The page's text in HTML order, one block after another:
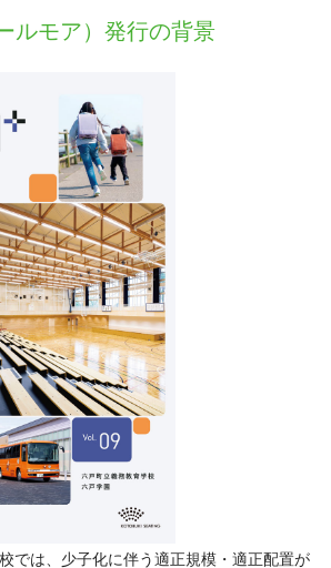
ルモア）発行の背景
では、少子化に伴う適正規模・適正配置が